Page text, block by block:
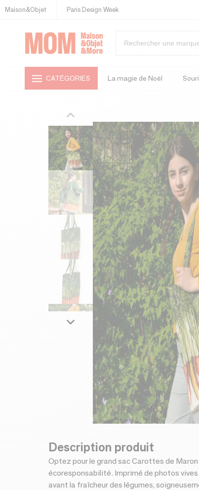
Maison&Objet Paris Design Week
CATÉGORIES La magie de Noël
Description produit
Optez pour le grand sac Carottes de
écoresponsabilité. Imprimé de photos
avant la fraîcheur des légumes,